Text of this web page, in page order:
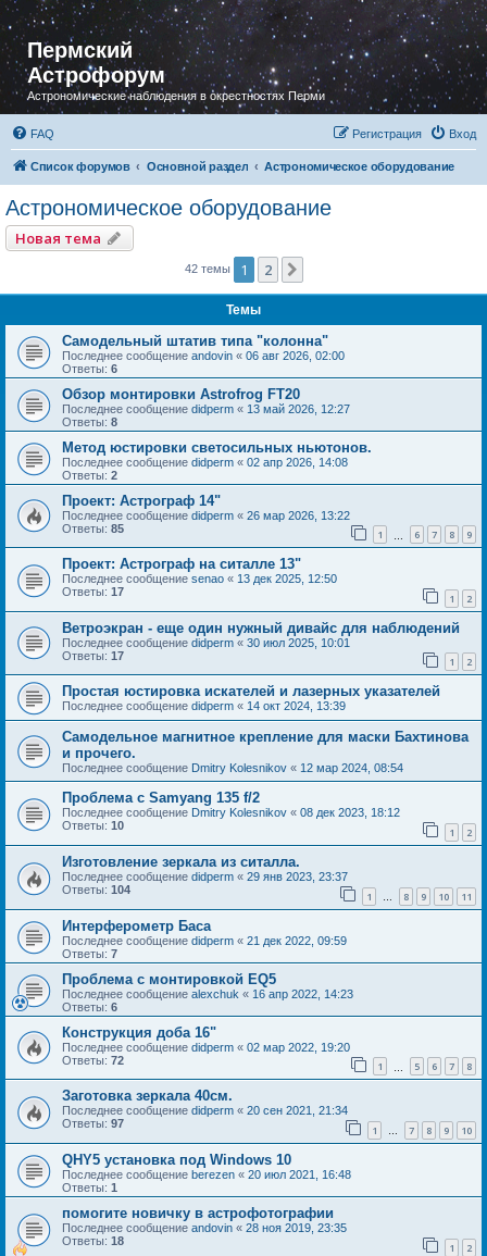
Пермский
Астрофорум
Астрономические наблюдения в окрестностях Перми
FAQ Вход
Регистрация
Список форумов Основной раздел Астрономическое оборудование
Астрономическое оборудование
Новая тема
42 темы 1 2
Темы
Самодельный штатив типа "колонна"
Последнее сообщение andovin « 06 авг 2026, 02:00
Ответы: 6
Обзор монтировки Astrofrog FT20
Последнее сообщение didperm « 13 май 2026, 12:27
Ответы: 8
Метод юстировки светосильных ньютонов.
Последнее сообщение didperm « 02 апр 2026, 14:08
Ответы: 2
Проект: Астрограф 14"
Последнее сообщение didperm « 26 мар 2026, 13:22
Ответы: 85 1 6 7 8 9
Проект: Астрограф на ситалле 13"
Последнее сообщение senao « 13 дек 2025, 12:50
Ответы: 17 1 2
Ветроэкран - еще один нужный дивайс для наблюдений
Последнее сообщение didperm « 30 июл 2025, 10:01
Ответы: 17 1 2
Простая юстировка искателей и лазерных указателей
Последнее сообщение didperm « 14 окт 2024, 13:39
Самодельное магнитное крепление для маски Бахтинова
и прочего.
Последнее сообщение Dmitry Kolesnikov « 12 мар 2024, 08:54
Проблема с Samyang 135 f/2
Последнее сообщение Dmitry Kolesnikov « 08 дек 2023, 18:12
Ответы: 10 1 2
Изготовление зеркала из ситалла.
Последнее сообщение didperm « 29 янв 2023, 23:37
Ответы: 104 1 … 8 9 10 11
Интерферометр Баса
Последнее сообщение didperm « 21 дек 2022, 09:59
Ответы: 7
Проблема с монтировкой EQ5
Последнее сообщение alexchuk « 16 апр 2022, 14:23
Ответы: 6
Конструкция доба 16"
Последнее сообщение didperm « 02 мар 2022, 19:20
Ответы: 72 1 5 6 7 8
Заготовка зеркала 40см.
Последнее сообщение didperm « 20 сен 2021, 21:34
Ответы: 97 1 … 7 8 9 10
QHY5 установка под Windows 10
Последнее сообщение berezen « 20 июл 2021, 16:48
Ответы: 1
помогите новичку в астрофотографии
Последнее сообщение andovin « 28 ноя 2019, 23:35
Ответы: 18 1 2